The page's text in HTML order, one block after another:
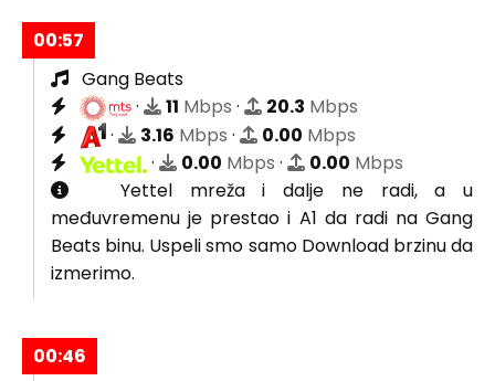
00:57
Gang Beats
·
11 Mbps · 20.3 Mbps
·
3.16 Mbps · 0.00 Mbps
·
0.00 Mbps · 0.00 Mbps
Yettel mreža i dalje ne radi, a u
međuvremenu je prestao i A1 da radi na Gang
Beats binu. Uspeli smo samo Download brzinu da
izmerimo.
00:46